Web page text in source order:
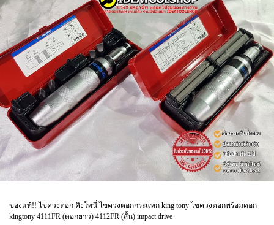
ของแท้!! ไขควงตอก คิงโทนี่ ไขควงตอกกระแทก king tony ไขควงตอกพร้อมดอก
kingtony 4111FR (ดอกยาว) 4112FR (สั้น) impact drive